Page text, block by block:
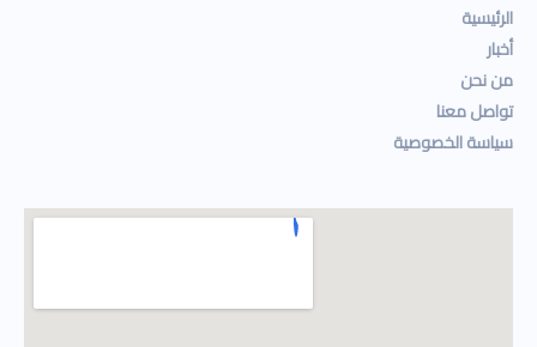
الرئيسية
أخبار
من نحن
تواصل معنا
سياسة الخصوصية